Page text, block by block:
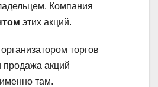
Компания
этих акций.
торгов
продажа акций
там.